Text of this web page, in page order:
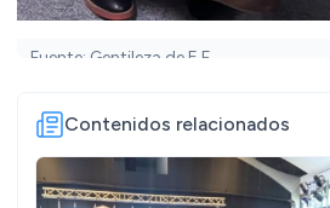
Fuente: Gentileza de E.F.
Contenidos relacionados